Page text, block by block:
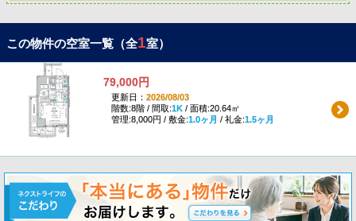
この物件の空室一覧（全1室）
79,000円
更新日： 2026/08/03
階数:8階 / 間取:1K/ 面積:20.64㎡
管理:8,000円 / 敷金:1.0ヶ月 / 礼金:1.5ヶ月